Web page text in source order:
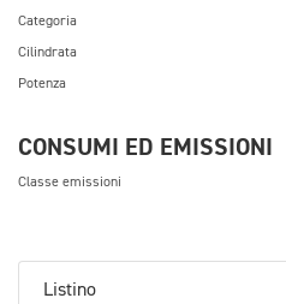
Categoria
Cilindrata
Potenza
CONSUMI ED EMISSIONI
Classe emissioni
Listino